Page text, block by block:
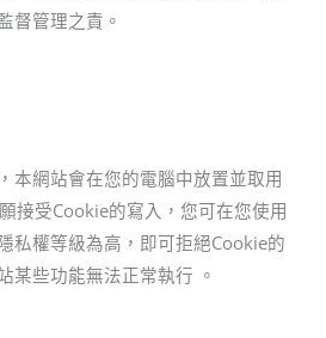
督管理之責。
本網站會在您的電腦中放置並取用
接受Cookie的寫入，您可在您使用
私權等級為高，即可拒絕Cookie的
某些功能無法正常執行 。